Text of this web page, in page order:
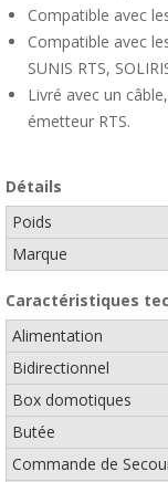
Compatible avec
Compatible avec
SUNIS RTS,
Livré avec un
émetteur RTS.
Détails
Poids
Marque
Caractéristiques
Alimentation
Bidirectionnel
Box domotiques
Butée
Commande de